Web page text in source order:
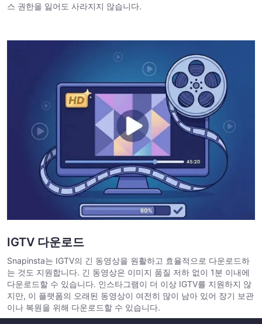
스 권한을 잃어도 사라지지 않습니다.
IGTV 다운로드
Snapinsta는 IGTV의 긴 동영상을 원활하고 효율적으로 다운로드하
는 것도 지원합니다. 긴 동영상은 이미지 품질 저하 없이 1분 이내에
다운로드할 수 있습니다. 인스타그램이 더 이상 IGTV를 지원하지 않
지만, 이 플랫폼의 오래된 동영상이 여전히 많이 남아 있어 장기 보관
이나 복원을 위해 다운로드할 수 있습니다.